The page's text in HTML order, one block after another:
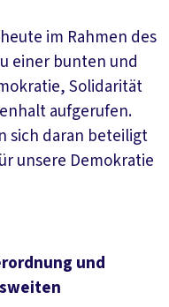
im Rahmen des
einer bunten und
Solidarität
aufgerufen.
sich daran beteiligt
unsere Demokratie
und